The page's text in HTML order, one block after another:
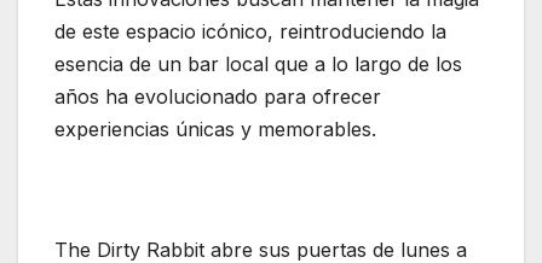
de este espacio icónico, reintroduciendo la
esencia de un bar local que a lo largo de los
años ha evolucionado para ofrecer
experiencias únicas y memorables.
The Dirty Rabbit abre sus puertas de lunes a